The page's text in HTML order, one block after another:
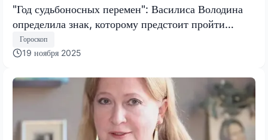
"Год судьбоносных перемен": Василиса Володина
определила знак, которому предстоит пройти
испытание, меняющее все
Гороскоп
19 ноября 2025